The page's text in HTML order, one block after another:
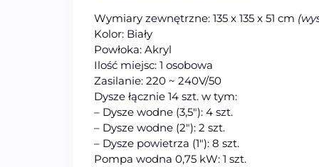
Wymiary zewnętrzne: 135 x 135 x 51 cm
Kolor: Biały
Powłoka: Akryl
Ilość miejsc: 1 osobowa
Zasilanie: 220 ~ 240V/50
Dysze łącznie 14 szt. w tym:
– Dysze wodne (3,5″): 4 szt.
– Dysze wodne (2″): 2 szt.
– Dysze powietrza (1″): 8 szt.
Pompa wodna 0,75 kW: 1 szt.